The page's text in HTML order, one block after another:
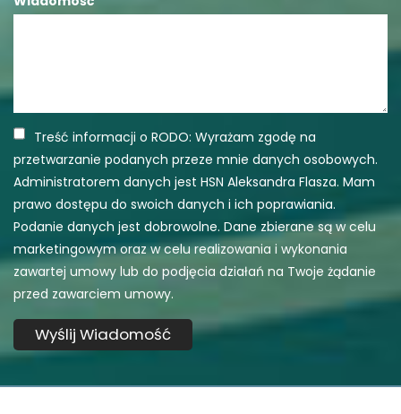
Treść informacji o RODO: Wyrażam zgodę na
przetwarzanie podanych przeze mnie danych osobowych.
Administratorem danych jest HSN Aleksandra Flasza. Mam
prawo dostępu do swoich danych i ich poprawiania.
Podanie danych jest dobrowolne. Dane zbierane są w celu
marketingowym oraz w celu realizowania i wykonania
zawartej umowy lub do podjęcia działań na Twoje żądanie
przed zawarciem umowy.